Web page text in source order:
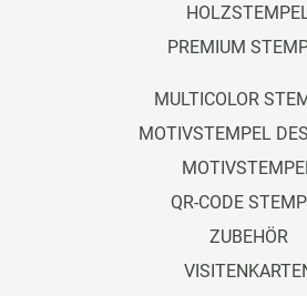
PREMIUM
MULTICOLOR
MOTIVSTEMPEL
QR-CODE
ZUBEHÖR